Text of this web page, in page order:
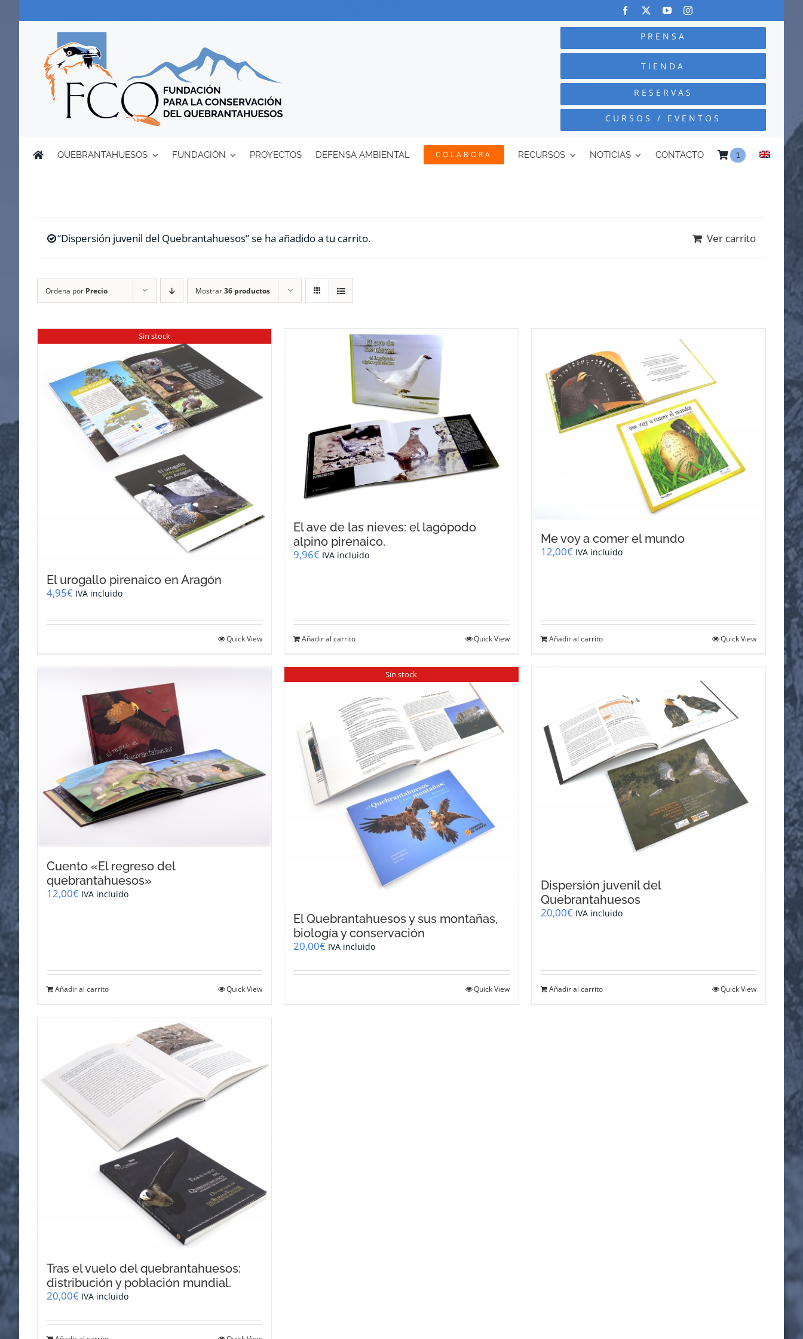
PRENSA
TIENDA
RESERVAS
CURSOS / EVENTOS
QUEBRANTAHUESOS FUNDACIÓN PROYECTOS DEFENSA AMBIENTAL COLABORA RECURSOS NOTICIAS CONTACTO 1
“Dispersión juvenil del Quebrantahuesos” se ha añadido a tu carrito. Ver carrito
Ordena por Precio Mostrar36 productos
Sin stock
El urogallo pirenaico en Aragón
4,95€ IVA incluido
Quick View
El ave de las nieves: el lagópodo
alpino pirenaico.
9,96€ IVA incluido
Añadir al carrito Quick View
Me voy a comer el mundo
12,00€ IVA incluido
Añadir al carrito Quick View
Cuento «El regreso del
quebrantahuesos»
12,00€ IVA incluido
Añadir al carrito Quick View
Sin stock
El Quebrantahuesos y sus montañas,
biología y conservación
20,00€ IVA incluido
Quick View
Dispersión juvenil del
Quebrantahuesos
20,00€ IVA incluido
Añadir al carrito Quick View
Tras el vuelo del quebrantahuesos:
distribución y población mundial.
20,00€ IVA incluido